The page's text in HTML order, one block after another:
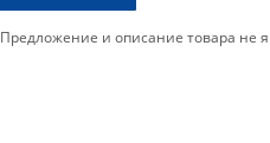
Предложение и описание товара не